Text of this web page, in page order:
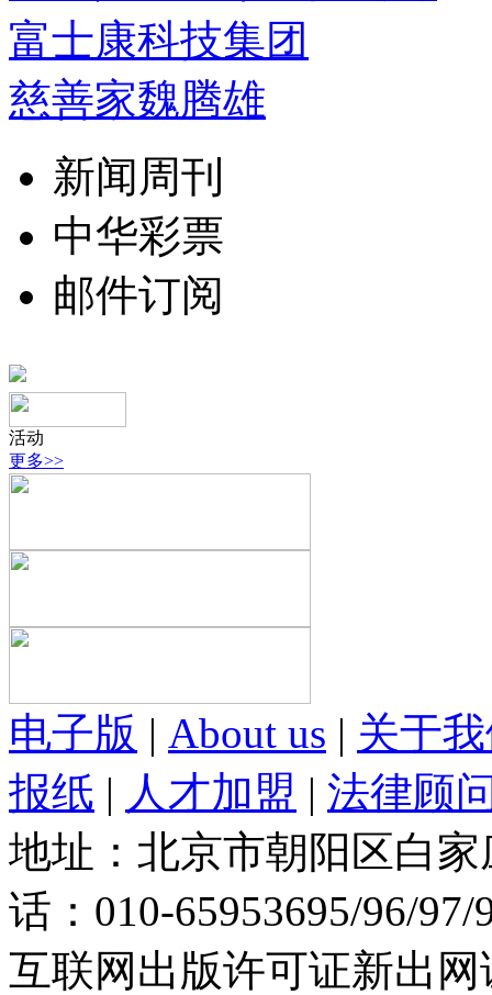
富士康科技集团
慈善家魏腾雄
新闻周刊
中华彩票
邮件订阅
活动
更多>>
电子版 | About us | 关于
报纸 | 人才加盟 | 法律顾
地址：北京市朝阳区白
话：010-65953695/96/
互联网出版许可证新出